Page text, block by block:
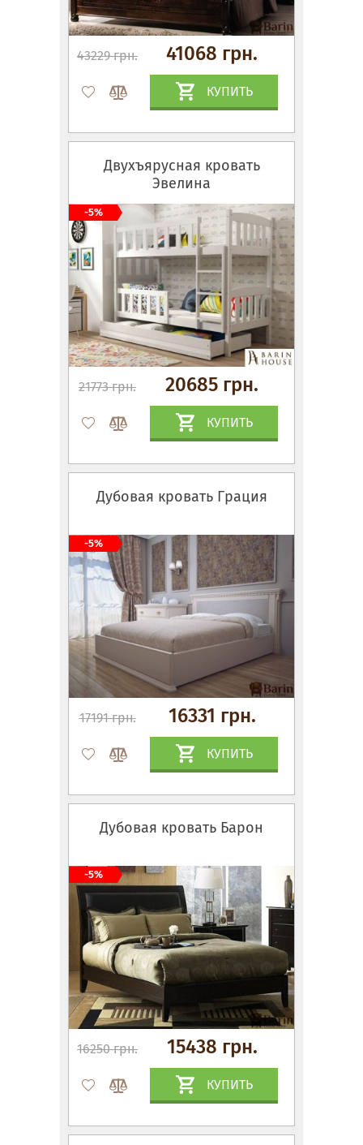
43229 грн. 41068 грн.
КУПИТЬ
Двухъярусная кровать
Эвелина
21773 грн. 20685 грн.
КУПИТЬ
-5%
Дубовая кровать Грация
17191 грн. 16331 грн.
КУПИТЬ
-5%
Дубовая кровать Барон
16250 грн. 15438 грн.
КУПИТЬ
-5%